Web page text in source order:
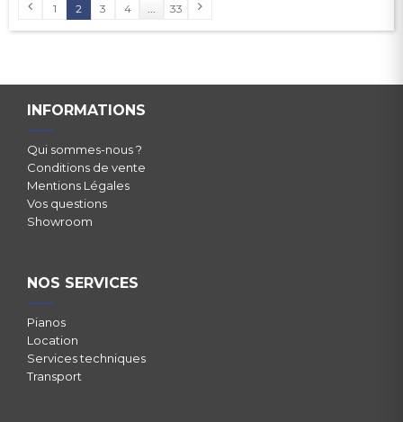
1 2 3 4 33
INFORMATIONS
Qui sommes-nous ?
Conditions de vente
Mentions Légales
Vos questions
Showroom
NOS SERVICES
Pianos
Location
Services techniques
Transport